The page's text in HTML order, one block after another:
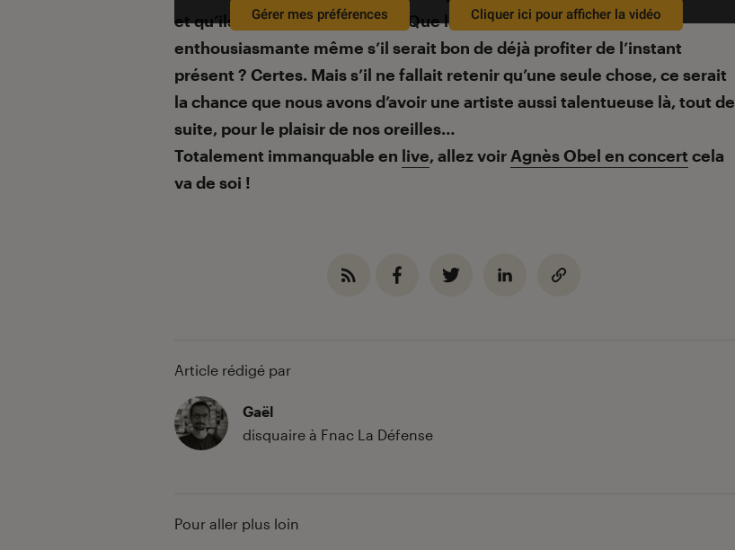
Gérer mes préférences Cliquer ici pour afficher la vidéo
et qu’ils sont tous magiques ? Que la suite s’avère franchement
enthousiasmante même s’il serait bon de déjà profiter de l’instant
présent ? Certes. Mais s’il ne fallait retenir qu’une seule chose, ce serait
la chance que nous avons d’avoir une artiste aussi talentueuse là, tout de
suite, pour le plaisir de nos oreilles…
Totalement immanquable en live, allez voir Agnès Obel en concert cela
va de soi !
Article rédigé par
Gaël
disquaire à Fnac La Défense
Pour aller plus loin